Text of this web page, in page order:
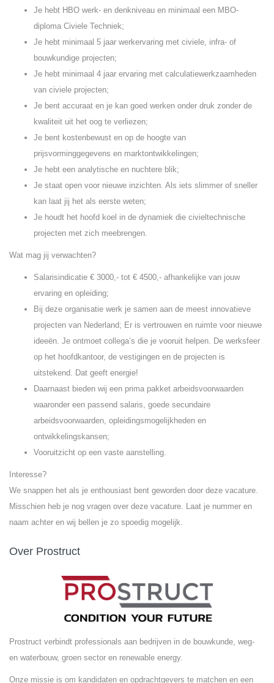
Je hebt HBO werk- en denkniveau en minimaal een MBO-
diploma Civiele Techniek;
Je hebt minimaal 5 jaar werkervaring met civiele, infra- of
bouwkundige projecten;
Je hebt minimaal 4 jaar ervaring met calculatiewerkzaamheden
van civiele projecten;
Je bent accuraat en je kan goed werken onder druk zonder de
kwaliteit uit het oog te verliezen;
Je bent kostenbewust en op de hoogte van
prijsvorminggegevens en marktontwikkelingen;
Je hebt een analytische en nuchtere blik;
Je staat open voor nieuwe inzichten. Als iets slimmer of sneller
kan laat jij het als eerste weten;
Je houdt het hoofd koel in de dynamiek die civieltechnische
projecten met zich meebrengen.
Wat mag jij verwachten?
Salarisindicatie € 3000,- tot € 4500,- afhankelijke van jouw
ervaring en opleiding;
Bij deze organisatie werk je samen aan de meest innovatieve
projecten van Nederland; Er is vertrouwen en ruimte voor nieuwe
ideeën. Je ontmoet collega’s die je vooruit helpen. De werksfeer
op het hoofdkantoor, de vestigingen en de projecten is
uitstekend. Dat geeft energie!
Daarnaast bieden wij een prima pakket arbeidsvoorwaarden
waaronder een passend salaris, goede secundaire
arbeidsvoorwaarden, opleidingsmogelijkheden en
ontwikkelingskansen;
Vooruitzicht op een vaste aanstelling.
Interesse?
We snappen het als je enthousiast bent geworden door deze vacature.
Misschien heb je nog vragen over deze vacature. Laat je nummer en
naam achter en wij bellen je zo spoedig mogelijk.
Over Prostruct
Prostruct verbindt professionals aan bedrijven in de bouwkunde, weg-
en waterbouw, groen sector en renewable energy.
Onze missie is om kandidaten en opdrachtgevers te matchen en een